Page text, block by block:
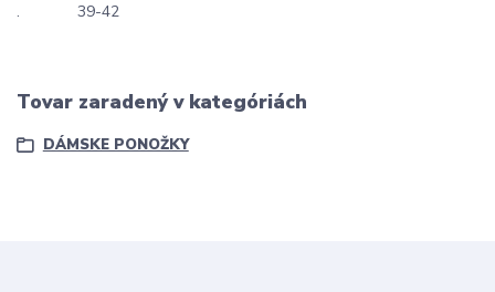
. 39-42
Tovar zaradený v kategóriách
DÁMSKE PONOŽKY